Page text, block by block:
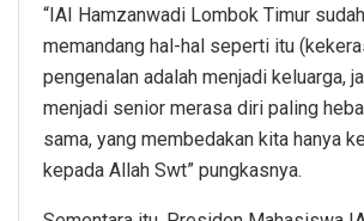
“IAI Hamzanwadi Lombok Timur
memandang hal-hal seperti itu
pengenalan adalah menjadi keluarga,
menjadi senior merasa diri paling
sama, yang membedakan kita hanya
kepada Allah Swt” pungkasnya.